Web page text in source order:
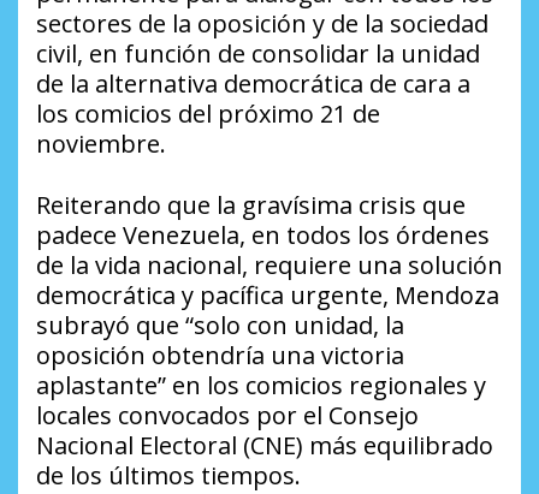
sectores de la oposición y de la sociedad
civil, en función de consolidar la unidad
de la alternativa democrática de cara a
los comicios del próximo 21 de
noviembre.
Reiterando que la gravísima crisis que
padece Venezuela, en todos los órdenes
de la vida nacional, requiere una solución
democrática y pacífica urgente, Mendoza
subrayó que “solo con unidad, la
oposición obtendría una victoria
aplastante” en los comicios regionales y
locales convocados por el Consejo
Nacional Electoral (CNE) más equilibrado
de los últimos tiempos.